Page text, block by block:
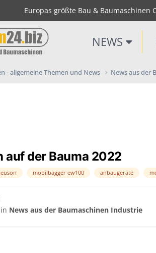
Europas größte Bau & Baumaschinen
NEWS
- allgemeine Themen und News News aus der
auf der Bauma 2022
mobilbagger ew100 anbaugeräte
in News aus der Baumaschinen Industrie